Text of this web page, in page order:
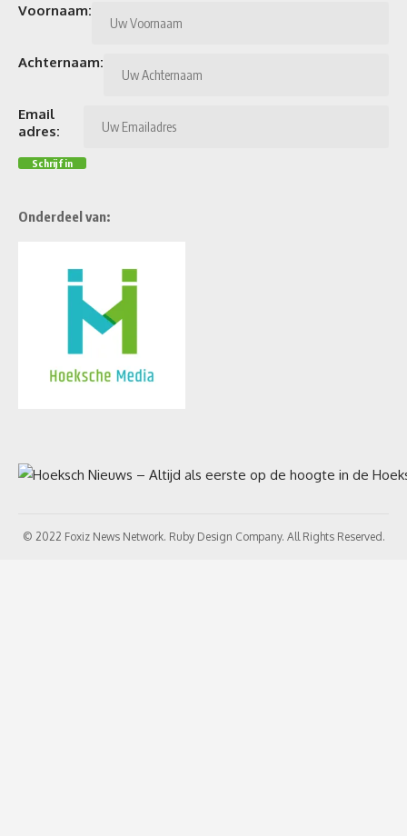
Voornaam:
Achternaam:
Email
adres:
Onderdeel van:
© 2022 Foxiz News Network. Ruby Design Company. All Rights Reserved.